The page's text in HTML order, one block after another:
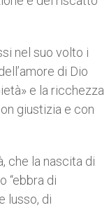
nel suo volto i
di Dio
e la ricchezza
giustizia e con
che la nascita di
“ebbra di
lusso, di